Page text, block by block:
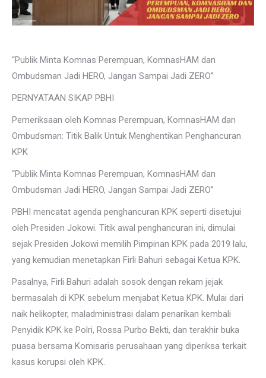
“Publik Minta Komnas Perempuan, KomnasHAM dan
Ombudsman Jadi HERO, Jangan Sampai Jadi ZERO”
PERNYATAAN SIKAP PBHI
Pemeriksaan oleh Komnas Perempuan, KomnasHAM dan
Ombudsman: Titik Balik Untuk Menghentikan Penghancuran
KPK
“Publik Minta Komnas Perempuan, KomnasHAM dan
Ombudsman Jadi HERO, Jangan Sampai Jadi ZERO”
PBHI mencatat agenda penghancuran KPK seperti disetujui
oleh Presiden Jokowi. Titik awal penghancuran ini, dimulai
sejak Presiden Jokowi memilih Pimpinan KPK pada 2019 lalu,
yang kemudian menetapkan Firli Bahuri sebagai Ketua KPK.
Pasalnya, Firli Bahuri adalah sosok dengan rekam jejak
bermasalah di KPK sebelum menjabat Ketua KPK. Mulai dari
naik helikopter, maladministrasi dalam penarikan kembali
Penyidik KPK ke Polri, Rossa Purbo Bekti, dan terakhir buka
puasa bersama Komisaris perusahaan yang diperiksa terkait
kasus korupsi oleh KPK.